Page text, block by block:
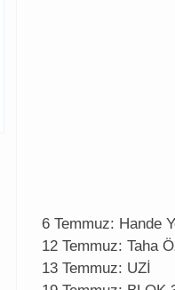
6 Temmuz: Hande
12 Temmuz: Taha
13 Temmuz: UZİ